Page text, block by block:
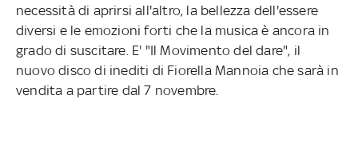
necessità di aprirsi all'altro, la bellezza dell'essere
diversi e le emozioni forti che la musica è ancora in
grado di suscitare. E' "Il Movimento del dare", il
nuovo disco di inediti di Fiorella Mannoia che sarà in
vendita a partire dal 7 novembre.